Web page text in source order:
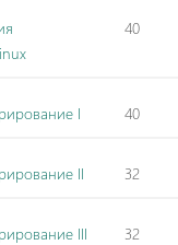
40
I 40
II 32
III 32